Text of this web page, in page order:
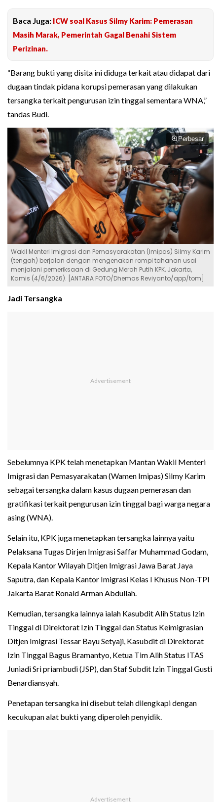
Baca Juga: ICW soal Kasus Silmy Karim: Pemerasan
Masih Marak, Pemerintah Gagal Benahi Sistem
Perizinan.
“Barang bukti yang disita ini diduga terkait atau didapat dari
dugaan tindak pidana korupsi pemerasan yang dilakukan
tersangka terkait pengurusan izin tinggal sementara WNA,”
tandas Budi.
Perbesar
Wakil Menteri Imigrasi dan Pemasyarakatan (Imipas) Silmy Karim
(tengah) berjalan dengan mengenakan rompi tahanan usai
menjalani pemeriksaan di Gedung Merah Putih KPK, Jakarta,
Kamis (4/6/2026). [ANTARA FOTO/Dhemas Reviyanto/app/tom]
Jadi Tersangka
Sebelumnya KPK telah menetapkan Mantan Wakil Menteri
Imigrasi dan Pemasyarakatan (Wamen Imipas) Silmy Karim
sebagai tersangka dalam kasus dugaan pemerasan dan
gratifikasi terkait pengurusan izin tinggal bagi warga negara
asing (WNA).
Selain itu, KPK juga menetapkan tersangka lainnya yaitu
Pelaksana Tugas Dirjen Imigrasi Saffar Muhammad Godam,
Kepala Kantor Wilayah Ditjen Imigrasi Jawa Barat Jaya
Saputra, dan Kepala Kantor Imigrasi Kelas I Khusus Non-TPI
Jakarta Barat Ronald Arman Abdullah.
Kemudian, tersangka lainnya ialah Kasubdit Alih Status Izin
Tinggal di Direktorat Izin Tinggal dan Status Keimigrasian
Ditjen Imigrasi Tessar Bayu Setyaji, Kasubdit di Direktorat
Izin Tinggal Bagus Bramantyo, Ketua Tim Alih Status ITAS
Juniadi Sri priambudi (JSP), dan Staf Subdit Izin Tinggal Gusti
Benardiansyah.
Penetapan tersangka ini disebut telah dilengkapi dengan
kecukupan alat bukti yang diperoleh penyidik.